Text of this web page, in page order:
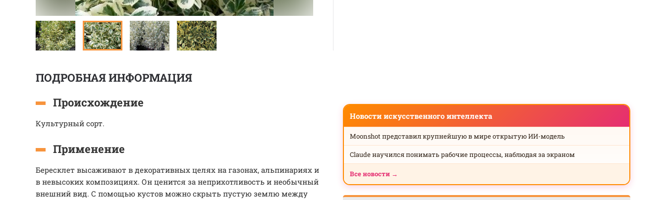
ПОДРОБНАЯ ИНФОРМАЦИЯ
Происхождение
Культурный сорт.
Применение
Бересклет высаживают в декоративных целях на газонах, альпинариях и
в невысоких композициях. Он ценится за неприхотливость и необычный
внешний вид. С помощью кустов можно скрыть пустую землю между
Новости искусственного интеллекта
Moonshot представил крупнейшую в мире открытую ИИ-модель
Claude научился понимать рабочие процессы, наблюдая за экраном
Все новости →